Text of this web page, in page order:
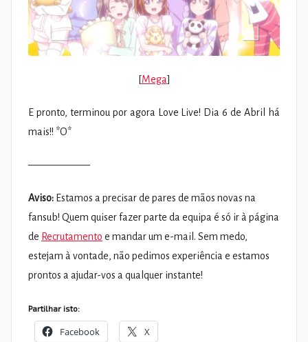
[Mega]
E pronto, terminou por agora Love Live! Dia 6 de Abril há
mais!! *O*
——————
Aviso: Estamos a precisar de pares de mãos novas na
fansub! Quem quiser fazer parte da equipa é só ir à página
de Recrutamento e mandar um e-mail. Sem medo,
estejam à vontade, não pedimos experiência e estamos
prontos a ajudar-vos a qualquer instante!
Partilhar isto:
Facebook X